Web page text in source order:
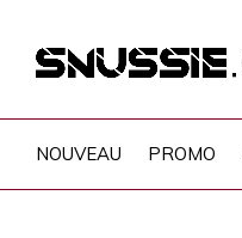
NOUVEAU PROMO